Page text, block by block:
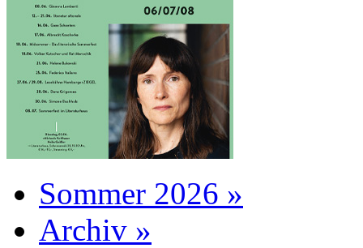
Sommer 2026 »
Archiv »